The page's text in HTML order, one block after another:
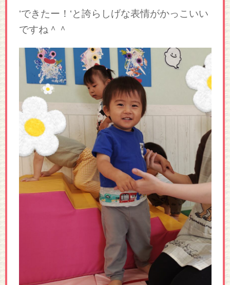
‘できたー！‘と誇らしげな表情がかっこいい
ですね＾＾